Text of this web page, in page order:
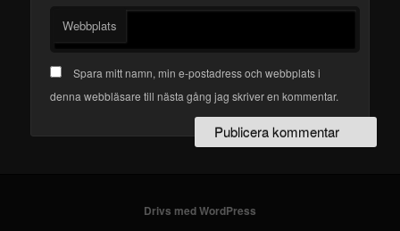
Webbplats
Spara mitt namn, min e-postadress och webbplats i
denna webbläsare till nästa gång jag skriver en kommentar.
Drivs med WordPress